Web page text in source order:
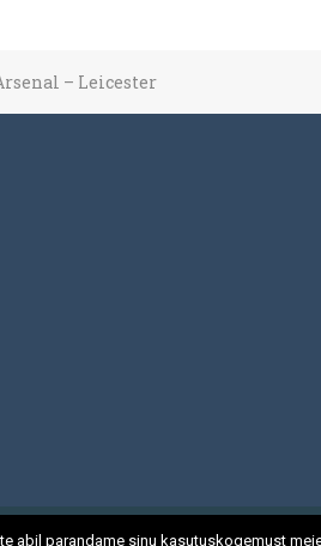
– Leicester
abil parandame sinu kasutuskogemust